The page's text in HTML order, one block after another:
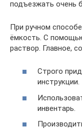
подъезжать очень
При ручном
ёмкость. С
раствор. Главное,
Строго
инструкции.
инвентарь.